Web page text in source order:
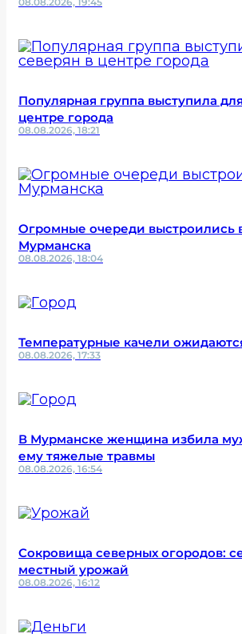
Популярная группа выступила
центре города
08.08.2026, 18:21
Огромные очереди выстроились
Мурманска
08.08.2026, 18:04
Температурные качели
08.08.2026, 17:33
В Мурманске женщина избила
ему тяжелые травмы
08.08.2026, 16:54
Сокровища северных огородов:
местный урожай
08.08.2026, 16:12